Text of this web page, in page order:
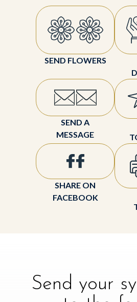
SEND FLOWERS
SEND A
MESSAGE
SHARE ON
FACEBOOK
Send your